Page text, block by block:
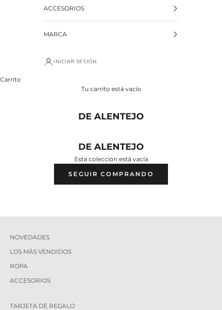
ACCESORIOS
MARCA
INICIAR SESIÓN
Carrito
Tu carrito está vacío
DE ALENTEJO
DE ALENTEJO
Esta colección está vacía
SEGUIR COMPRANDO
NOVEDADES
LOS MÁS VENDIDOS
ROPA
ACCESORIOS
TARJETA DE REGALO